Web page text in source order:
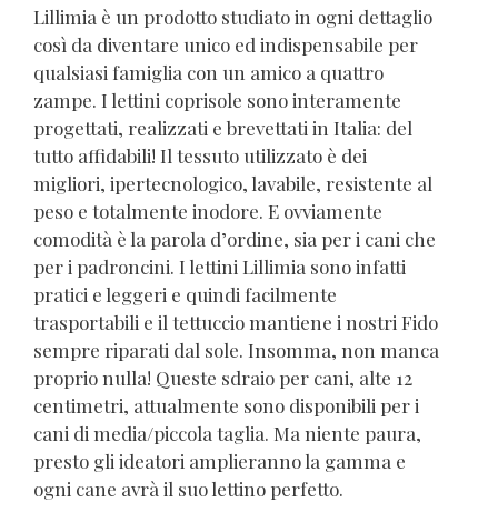
Lillimia è un prodotto studiato in ogni dettaglio
così da diventare unico ed indispensabile per
qualsiasi famiglia con un amico a quattro
zampe. I lettini coprisole sono interamente
progettati, realizzati e brevettati in Italia: del
tutto affidabili! Il tessuto utilizzato è dei
migliori, ipertecnologico, lavabile, resistente al
peso e totalmente inodore. E ovviamente
comodità è la parola d’ordine, sia per i cani che
per i padroncini. I lettini Lillimia sono infatti
pratici e leggeri e quindi facilmente
trasportabili e il tettuccio mantiene i nostri Fido
sempre riparati dal sole. Insomma, non manca
proprio nulla! Queste sdraio per cani, alte 12
centimetri, attualmente sono disponibili per i
cani di media/piccola taglia. Ma niente paura,
presto gli ideatori amplieranno la gamma e
ogni cane avrà il suo lettino perfetto.